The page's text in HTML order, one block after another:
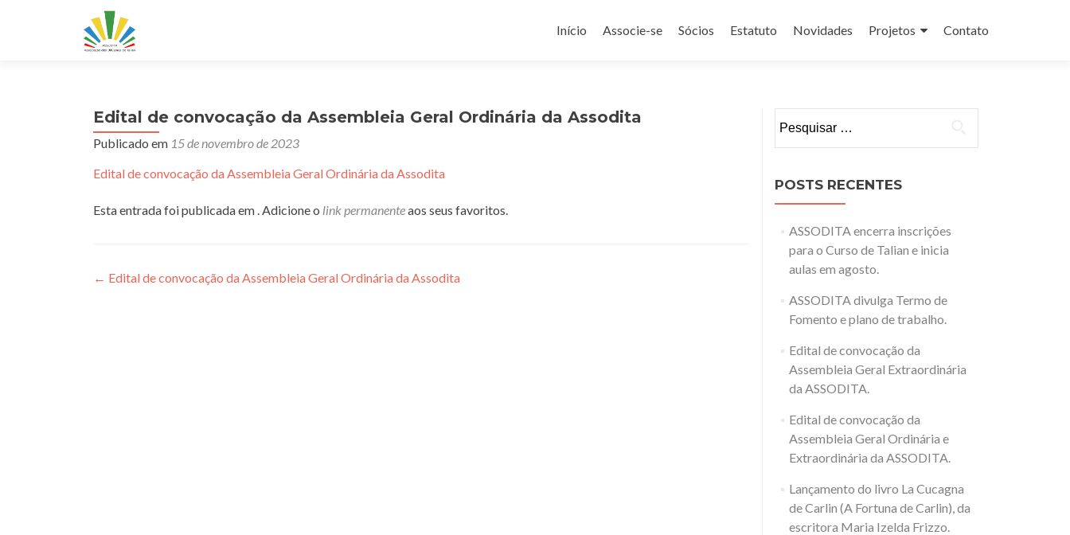
para
Início Associe-se Sócios Estatuto Novidades Projetos Contato
Edital de convocação da Assembleia Geral Ordinária da Assodita
Publicado em 15 de novembro de 2023
Edital de convocação da Assembleia Geral Ordinária da Assodita
Esta entrada foi publicada em . Adicione o link permanenteaos seus favoritos.
Navegação
← Edital de convocação da Assembleia Geral Ordinária da Assodita
por:
POSTS RECENTES
ASSODITA encerra inscrições
para o Curso de Talian e inicia
aulas em agosto.
ASSODITA divulga Termo de
Fomento e plano de trabalho.
Edital de convocação da
Assembleia Geral Extraordinária
da ASSODITA.
Edital de convocação da
Assembleia Geral Ordinária e
Extraordinária da ASSODITA.
Lançamento do livro La Cucagna
de Carlin (A Fortuna de Carlin), da
escritora Maria Izelda Frizzo.